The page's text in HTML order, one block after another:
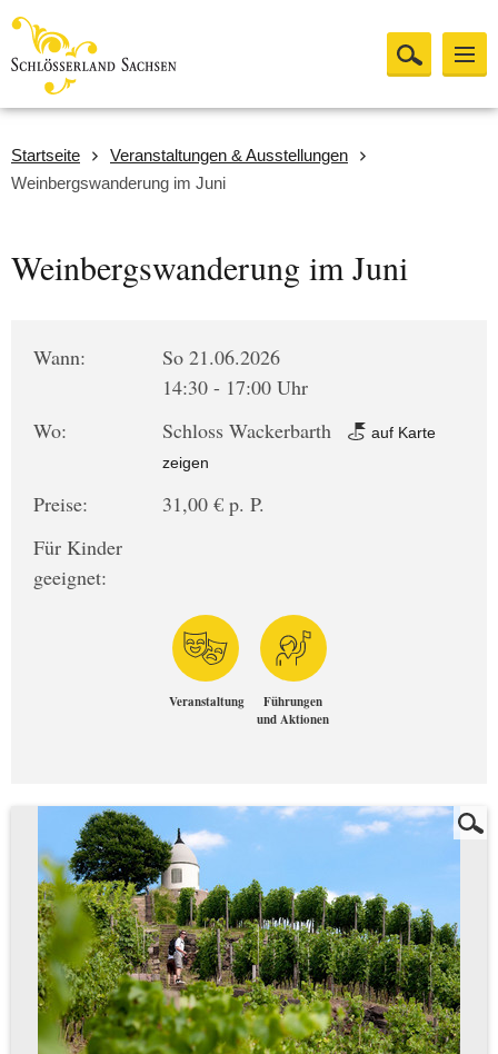
Startseite
Veranstaltungen & Ausstellungen
Weinbergswanderung im Juni
Weinbergswanderung im Juni
Wann:
So 21.06.2026
14:30 - 17:00 Uhr
Wo:
Schloss Wackerbarth
auf Karte
zeigen
Preise:
31,00 € p. P.
Für Kinder
geeignet:
Veranstaltung
Führungen
und Aktionen